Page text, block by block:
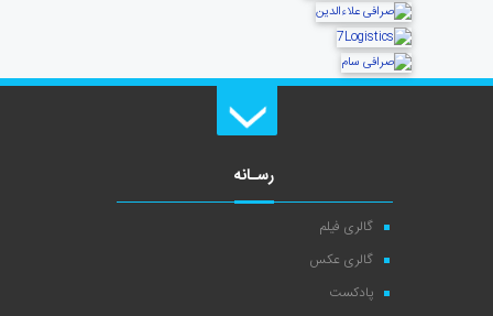
رسـانه
گالری فیلم
گالری عکس
پادکست